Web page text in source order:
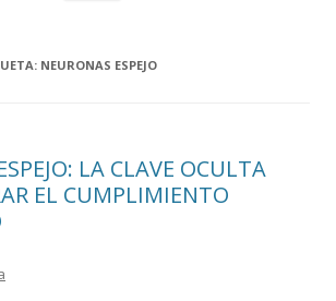
contenido
NEURONAS ESPEJO
LA CLAVE OCULTA
EL CUMPLIMIENTO